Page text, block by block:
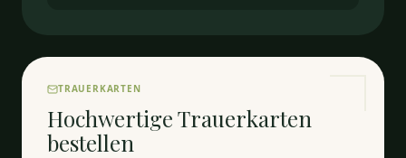
TRAUERKARTEN
Hochwertige Trauerkarten
bestellen